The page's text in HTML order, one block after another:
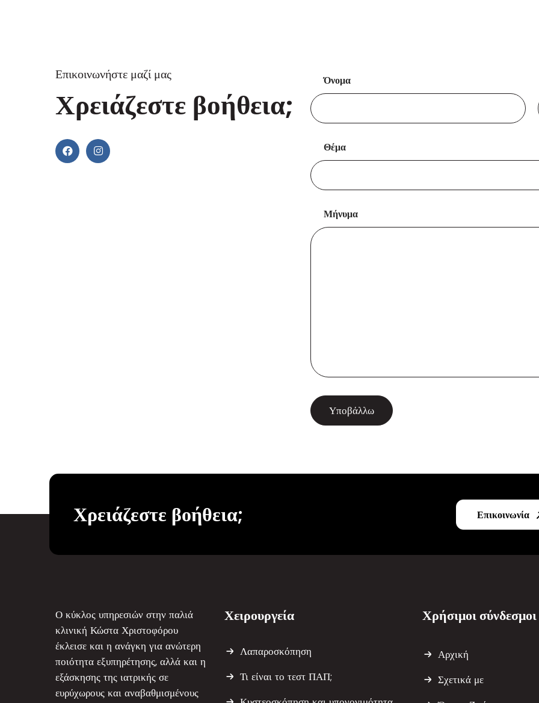
Επικοινωνήστε μαζί μας
Χρειάζεστε βοήθεια;
Όνομα
Θέμα
Μήνυμα
Υποβάλλω
Χρειάζεστε βοήθεια; Επικοινωνία
Ο κύκλος υπηρεσιών στην παλιά
κλινική Κώστα Χριστοφόρου
έκλεισε και η ανάγκη για ανώτερη
ποιότητα εξυπηρέτησης, αλλά και η
εξάσκησης της ιατρικής σε
ευρύχωρους και αναβαθμισμένους
Χειρουργεία
Λαπαροσκόπηση
Τι είναι το τεστ ΠΑΠ;
Χρήσιμοι σύνδεσμοι
Αρχική
Σχετικά με